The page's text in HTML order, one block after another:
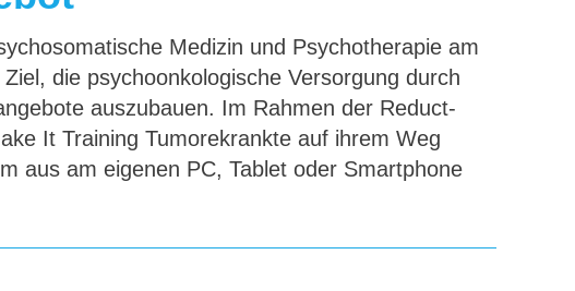
Medizin und Psychotherapie am
die psychoonkologische Versorgung durch
auszubauen. Im Rahmen der Reduct-
It Training Tumorekrankte auf ihrem Weg
aus am eigenen PC, Tablet oder Smartphone